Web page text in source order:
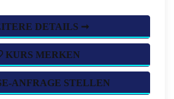
DETAILS ➞
KURS MERKEN
ANFRAGE STELLEN